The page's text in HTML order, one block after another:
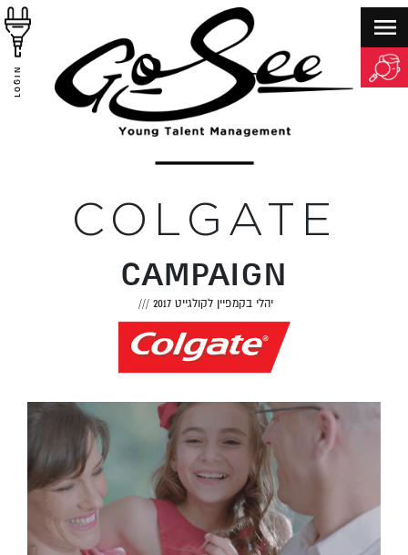
LOGIN
COLGATE
CAMPAIGN
יהלי בקמפיין לקולגייט 2017 ///